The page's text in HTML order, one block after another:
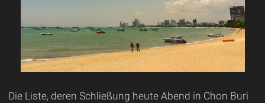
Die Liste, deren Schließung heute Abend in Chon Buri